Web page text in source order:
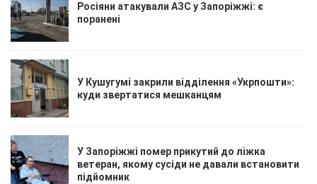
Росіяни атакували АЗС у Запоріжжі: є
поранені
У Кушугумі закрили відділення «Укрпошти»:
куди звертатися мешканцям
У Запоріжжі помер прикутий до ліжка
ветеран, якому сусіди не давали встановити
підйомник